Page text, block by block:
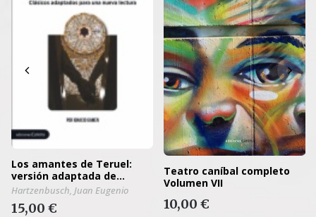
Los amantes de Teruel:
versión adaptada de
Ignacio Gamen
Hartzenbusch, Juan Eugenio
15,00 €
Teatro caníbal completo
Volumen VII
10,00 €